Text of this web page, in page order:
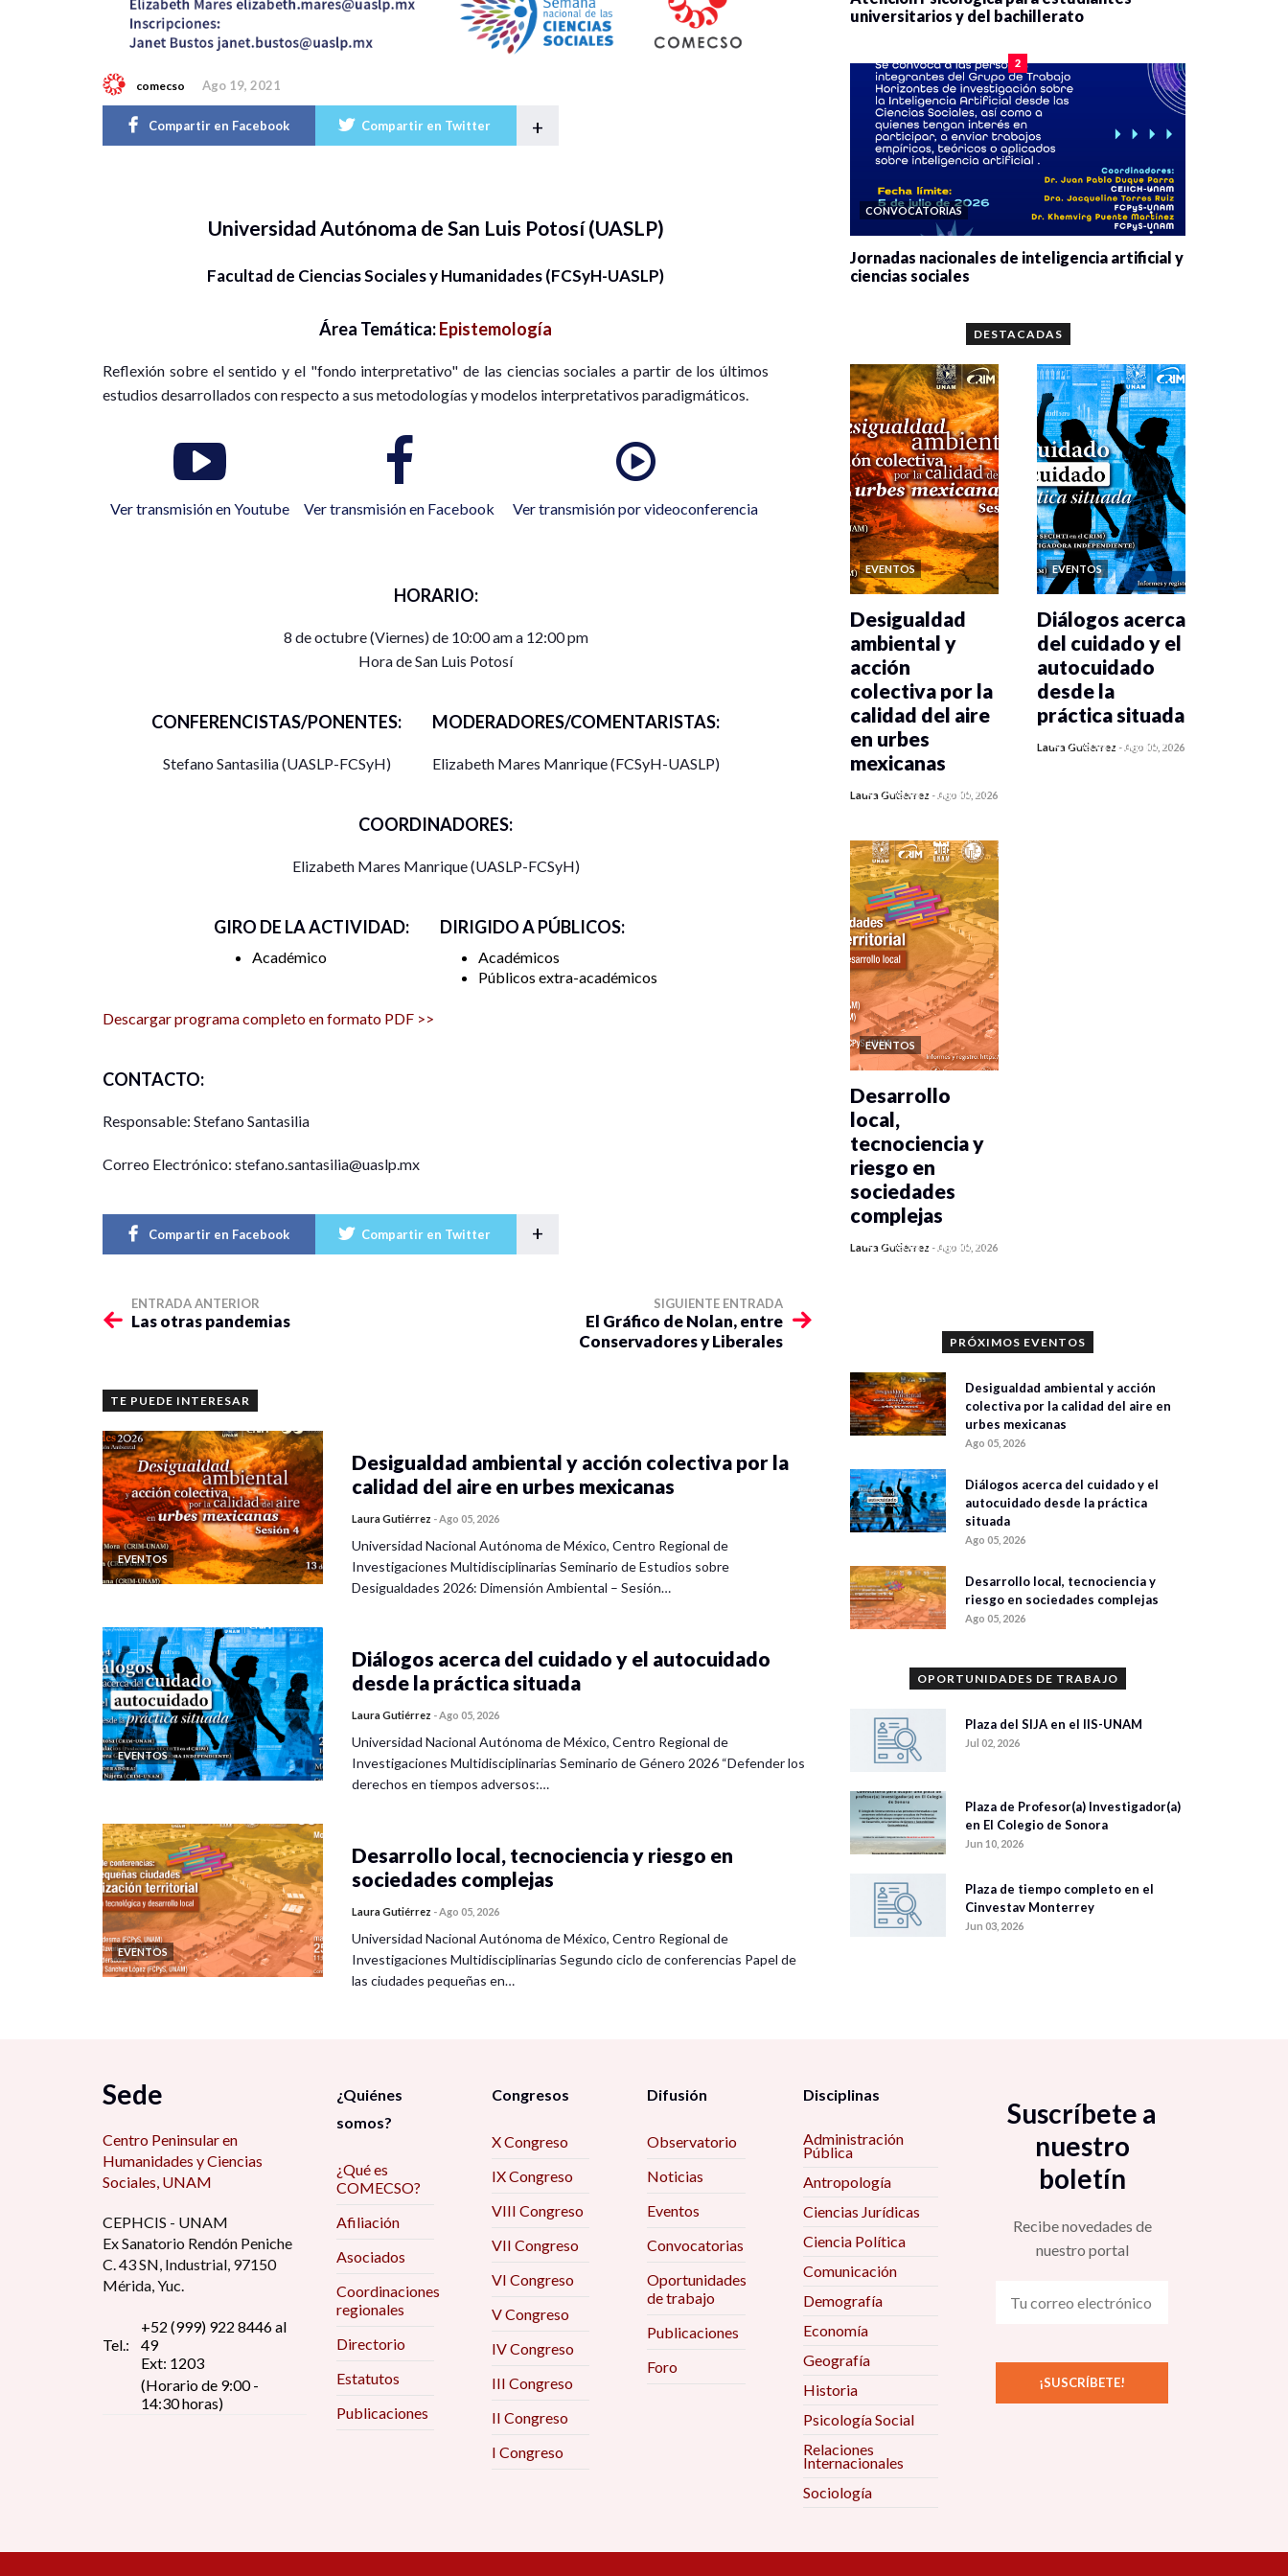
comecso Ago 19, 2021
Compartir en Facebook Compartir en Twitter +
Universidad Autónoma de San Luis Potosí (UASLP)
Facultad de Ciencias Sociales y Humanidades (FCSyH-UASLP)
Área Temática:Epistemología
Reflexión sobre el sentido y el "fondo interpretativo" de las ciencias sociales a partir de los últimos
estudios desarrollados con respecto a sus metodologías y modelos interpretativos paradigmáticos.
Ver transmisión en Youtube Ver transmisión en Facebook Ver transmisión por videoconferencia
HORARIO:
8 de octubre (Viernes) de 10:00 am a 12:00 pm
Hora de San Luis Potosí
CONFERENCISTAS/PONENTES:
Stefano Santasilia (UASLP-FCSyH)
MODERADORES/COMENTARISTAS:
Elizabeth Mares Manrique (FCSyH-UASLP)
COORDINADORES:
Elizabeth Mares Manrique (UASLP-FCSyH)
GIRO DE LA ACTIVIDAD:
Académico
DIRIGIDO A PÚBLICOS:
Académicos
Públicos extra-académicos
Descargar programa completo en formato PDF >>
CONTACTO:
Responsable: Stefano Santasilia
Correo Electrónico: stefano.santasilia@uaslp.mx
Compartir en Facebook Compartir en Twitter +
ENTRADA ANTERIOR
Las otras pandemias
SIGUIENTE ENTRADA
El Gráfico de Nolan, entre
Conservadores y Liberales
TE PUEDE INTERESAR
EVENTOS
Desigualdad ambiental y acción colectiva por la
calidad del aire en urbes mexicanas
Laura Gutiérrez -Ago 05, 2026
Universidad Nacional Autónoma de México, Centro Regional de
Investigaciones Multidisciplinarias Seminario de Estudios sobre
Desigualdades 2026: Dimensión Ambiental – Sesión…
EVENTOS
Diálogos acerca del cuidado y el autocuidado
desde la práctica situada
Laura Gutiérrez -Ago 05, 2026
Universidad Nacional Autónoma de México, Centro Regional de
Investigaciones Multidisciplinarias Seminario de Género 2026 “Defender los
derechos en tiempos adversos:…
EVENTOS
Desarrollo local, tecnociencia y riesgo en
sociedades complejas
Laura Gutiérrez -Ago 05, 2026
Universidad Nacional Autónoma de México, Centro Regional de
Investigaciones Multidisciplinarias Segundo ciclo de conferencias Papel de
las ciudades pequeñas en…
universitarios y del bachillerato
2
CONVOCATORIAS
Jornadas nacionales de inteligencia artificial y
ciencias sociales
DESTACADAS
EVENTOS
0 veces compartido
Desigualdad
ambiental y
acción
colectiva por la
calidad del aire
en urbes
mexicanas
Laura Gutiérrez -Ago 05, 2026
EVENTOS
0 veces compartido
Diálogos acerca
del cuidado y el
autocuidado
desde la
práctica situada
Laura Gutiérrez -Ago 05, 2026
EVENTOS
0 veces compartido
Desarrollo
local,
tecnociencia y
riesgo en
sociedades
complejas
Laura Gutiérrez -Ago 05, 2026
PRÓXIMOS EVENTOS
Desigualdad ambiental y acción
colectiva por la calidad del aire en
urbes mexicanas
Ago 05, 2026
Diálogos acerca del cuidado y el
autocuidado desde la práctica
situada
Ago 05, 2026
Desarrollo local, tecnociencia y
riesgo en sociedades complejas
Ago 05, 2026
OPORTUNIDADES DE TRABAJO
Plaza del SIJA en el IIS-UNAM
Jul 02, 2026
Plaza de Profesor(a) Investigador(a)
en El Colegio de Sonora
Jun 10, 2026
Plaza de tiempo completo en el
Cinvestav Monterrey
Jun 03, 2026
Sede
Centro Peninsular en
Humanidades y Ciencias
Sociales, UNAM
CEPHCIS - UNAM
Ex Sanatorio Rendón Peniche
C. 43 SN, Industrial, 97150
Mérida, Yuc.
Tel.:
+52 (999) 922 8446 al
49
Ext: 1203
(Horario de 9:00 -
14:30 horas)
¿Quiénes
somos?
¿Qué es
COMECSO?
Afiliación
Asociados
Coordinaciones
regionales
Directorio
Estatutos
Publicaciones
Congresos
X Congreso
IX Congreso
VIII Congreso
VII Congreso
VI Congreso
V Congreso
IV Congreso
III Congreso
II Congreso
I Congreso
Difusión
Observatorio
Noticias
Eventos
Convocatorias
Oportunidades
de trabajo
Publicaciones
Foro
Disciplinas
Administración
Pública
Antropología
Ciencias Jurídicas
Ciencia Política
Comunicación
Demografía
Economía
Geografía
Historia
Psicología Social
Relaciones
Internacionales
Sociología
Suscríbete a
nuestro
boletín
Recibe novedades de
nuestro portal